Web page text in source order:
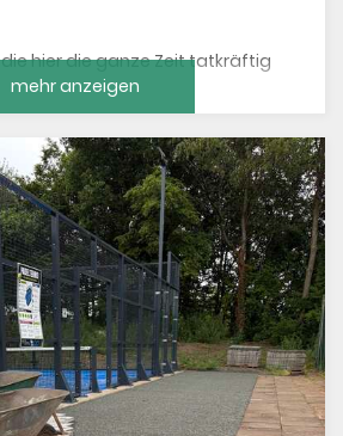
die hier die ganze Zeit tatkräftig
mehr anzeigen